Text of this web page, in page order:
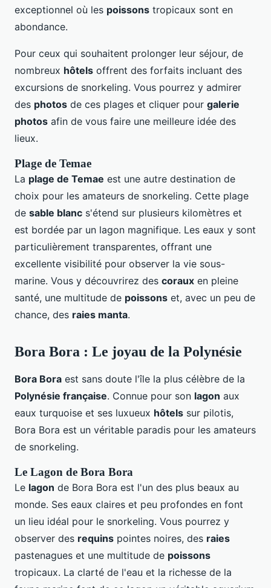
exceptionnel où les poissons tropicaux sont en
abondance.
Pour ceux qui souhaitent prolonger leur séjour, de
nombreux hôtels offrent des forfaits incluant des
excursions de snorkeling. Vous pourrez y admirer
des photos de ces plages et cliquer pour galerie
photos afin de vous faire une meilleure idée des
lieux.
Plage de Temae
La plage de Temae est une autre destination de
choix pour les amateurs de snorkeling. Cette plage
de sable blanc s'étend sur plusieurs kilomètres et
est bordée par un lagon magnifique. Les eaux y sont
particulièrement transparentes, offrant une
excellente visibilité pour observer la vie sous-
marine. Vous y découvrirez des coraux en pleine
santé, une multitude de poissons et, avec un peu de
chance, des raies manta.
Bora Bora : Le joyau de la Polynésie
Bora Bora est sans doute l'île la plus célèbre de la
Polynésie française. Connue pour son lagon aux
eaux turquoise et ses luxueux hôtels sur pilotis,
Bora Bora est un véritable paradis pour les amateurs
de snorkeling.
Le Lagon de Bora Bora
Le lagon de Bora Bora est l'un des plus beaux au
monde. Ses eaux claires et peu profondes en font
un lieu idéal pour le snorkeling. Vous pourrez y
observer des requins pointes noires, des raies
pastenagues et une multitude de poissons
tropicaux. La clarté de l'eau et la richesse de la